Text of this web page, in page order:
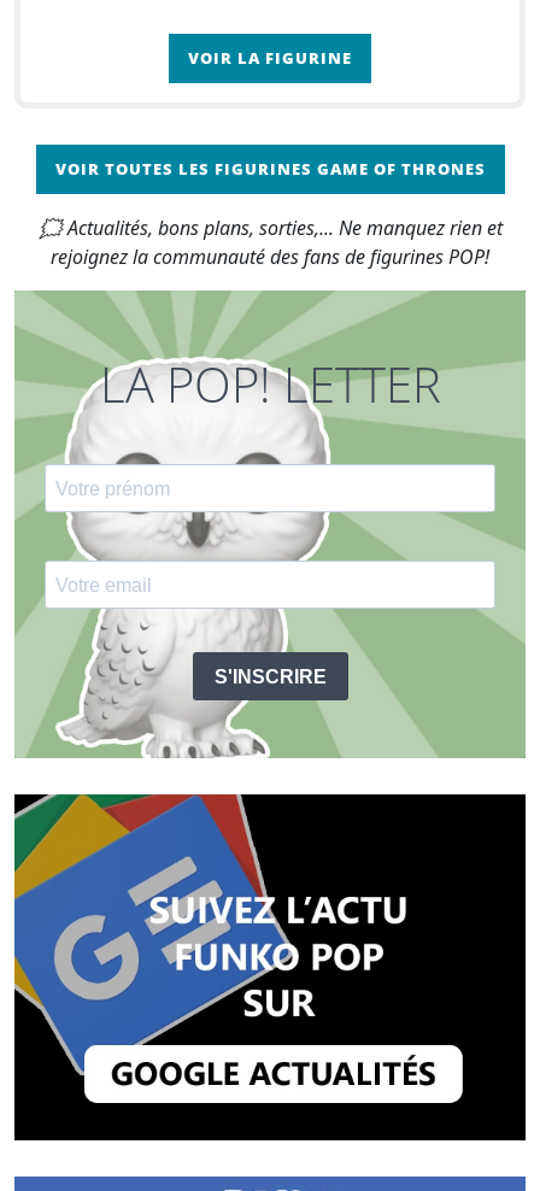
VOIR LA FIGURINE
VOIR TOUTES LES FIGURINES GAME OF THRONES
🗯 Actualités, bons plans, sorties,... Ne manquez rien et
rejoignez la communauté des fans de figurines POP!
LA POP! LETTER
S'INSCRIRE